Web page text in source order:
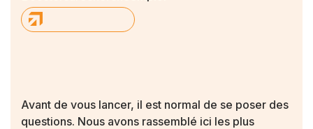
Avant de vous lancer, il est normal de se poser des
questions. Nous avons rassemblé ici les plus